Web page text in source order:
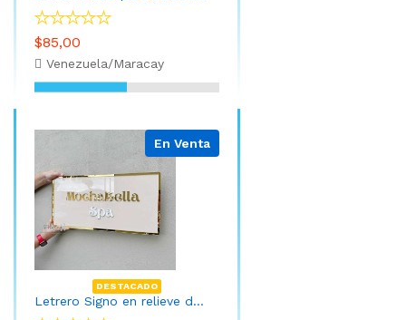
$85,00
Venezuela/Maracay
En Venta
DESTACADO
Letrero Signo en relieve de acrilico 80cm x 30cm